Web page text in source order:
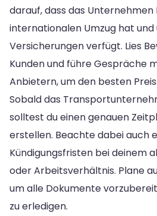
darauf, dass das Unternehmen
internationalen Umzug hat
Versicherungen verfügt. Lies
Kunden und führe Gespräche
Anbietern, um den besten
Sobald das
solltest du einen genauen
erstellen. Beachte dabei auch
Kündigungsfristen bei deinem
oder Arbeitsverhältnis. Plane
um alle Dokumente
zu erledigen.